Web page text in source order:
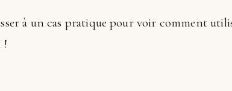
à un cas pratique pour voir comment
!